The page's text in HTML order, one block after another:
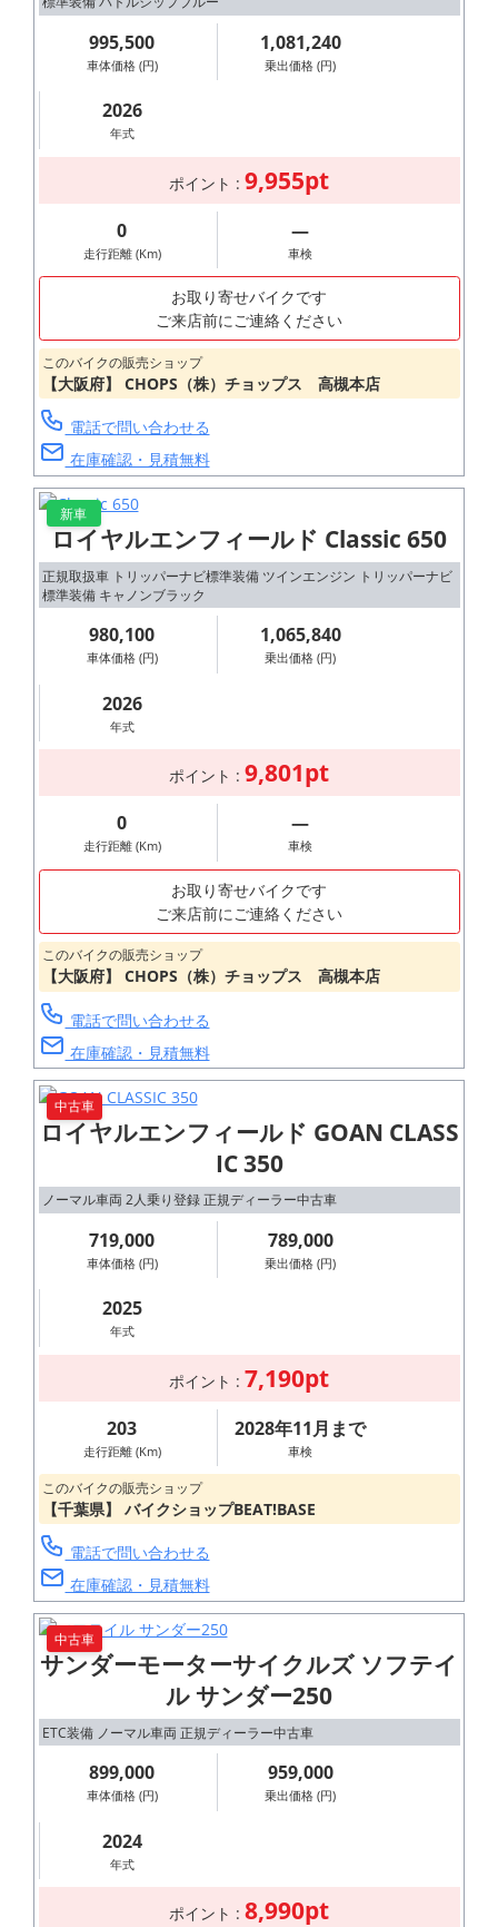
FROM
PAST,
国発祥『現存
る世界最古の
ートバイブラ
ド:ロイヤルエ
フィールド』
995,500
車体価格 (円)
1,081,240
乗出価格 (円)
2026
年式
ポイント : 9,955pt
0
走行距離 (Km)
―
車検
お取り寄せバイクです
ご来店前にご連絡ください
このバイクの販売ショップ
【大阪府】 CHOPS（株）チョップス 高槻本店
電話で問い合わせる
在庫確認・見積無料
新車
ロイヤルエンフィールド Classic 650
正規取扱車 トリッパーナビ標準装備 ツインエンジン トリッパーナビ
標準装備 キャノンブラック
980,100
車体価格 (円)
1,065,840
乗出価格 (円)
2026
年式
ポイント : 9,801pt
0
走行距離 (Km)
―
車検
お取り寄せバイクです
ご来店前にご連絡ください
このバイクの販売ショップ
【大阪府】 CHOPS（株）チョップス 高槻本店
電話で問い合わせる
在庫確認・見積無料
中古車
ロイヤルエンフィールド GOAN CLASS
IC 350
ノーマル車両 2人乗り登録 正規ディーラー中古車
719,000
車体価格 (円)
789,000
乗出価格 (円)
2025
年式
ポイント : 7,190pt
203
走行距離 (Km)
2028年11月まで
車検
このバイクの販売ショップ
【千葉県】 バイクショップBEAT!BASE
電話で問い合わせる
在庫確認・見積無料
中古車
サンダーモーターサイクルズ ソフテイ
ル サンダー250
ETC装備 ノーマル車両 正規ディーラー中古車
899,000
車体価格 (円)
959,000
乗出価格 (円)
2024
年式
ポイント : 8,990pt